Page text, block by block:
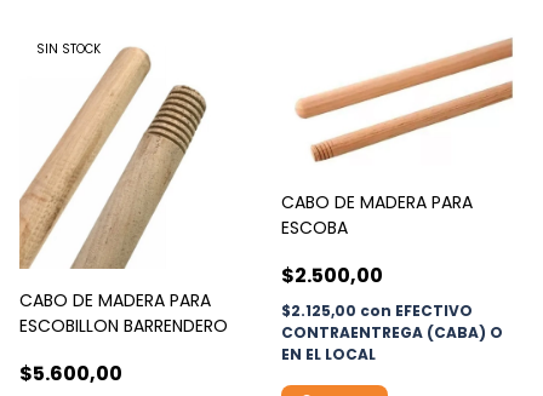
SIN STOCK
CABO DE MADERA PARA
ESCOBILLON BARRENDERO
$5.600,00
CABO DE MADERA PARA
ESCOBA
$2.500,00
$2.125,00 con EFECTIVO
CONTRAENTREGA (CABA) O
EN EL LOCAL